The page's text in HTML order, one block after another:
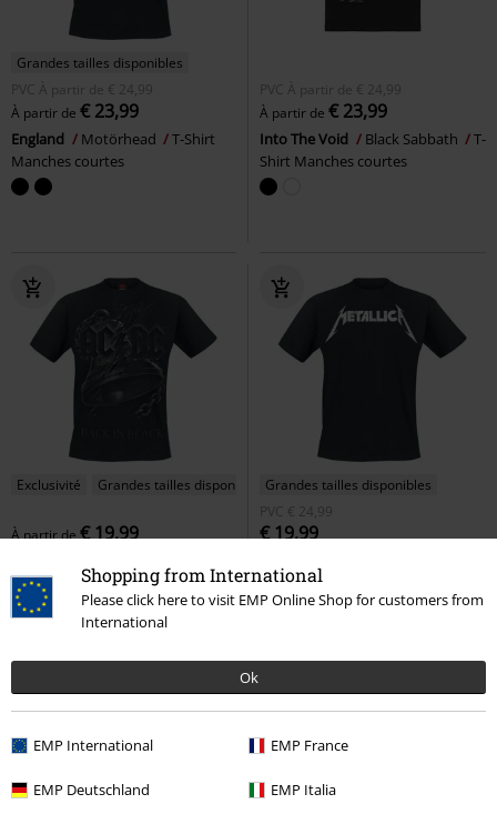
Shopping from International
Please click here to visit EMP Online Shop for customers from
International
Ok
EMP International EMP France
EMP Deutschland EMP Italia
Grandes tailles disponibles
PVC
À partir de € 24,99
À partir de € 23,99
England Motörhead
T-Shirt
Manches courtes
PVC À partir de € 24,99
À partir de € 23,99
Into The Void Black Sabbath
T-
Shirt Manches courtes
Exclusivité Grandes tailles disponibles
À partir de€ 19,99
Shirt Manches courtes
Grandes tailles disponibles
PVC € 24,99
€ 19,99
Manches courtes